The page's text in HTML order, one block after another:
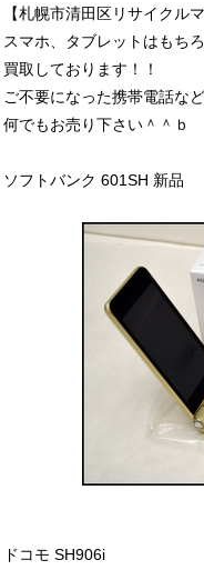
【札幌市清田区リサイクル
スマホ、タブレットはもち
買取しております！！
ご不要になった携帯電話な
何でもお売り下さい＾＾ｂ
ソフトバンク 601SH 新品
ドコモ SH906i